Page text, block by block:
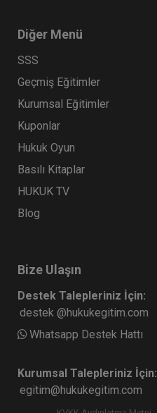
Diğer Menü
SSS
Geçmiş Eğitimler
Kurumsal Eğitimler
Kuponlar
Hukuk Oyun
Basılı Kitaplar
HUKUK TV
Blog
Bize Ulaşın
Destek Talepleriniz İçin:
destek @hukukegitim.com
Whatsapp Destek Hattı
Kurumsal Talepleriniz İçin:
egitim@hukukegitim.com